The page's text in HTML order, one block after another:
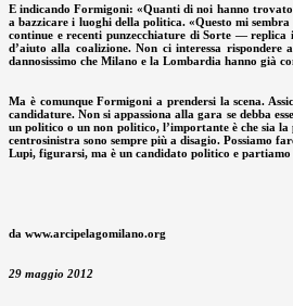
E indicando Formigoni: «Quanti di noi hanno
a bazzicare i luoghi della politica. «Questo mi
continue e recenti punzecchiature di Sorte —
d’aiuto alla coalizione. Non ci interessa
dannosissimo che Milano e la Lombardia hanno già
Ma è comunque Formigoni a prendersi la scena.
candidature. Non si appassiona alla gara se debba
un politico o un non politico, l’importante è che sia
centrosinistra sono sempre più a disagio. Possiamo
Lupi, figurarsi, ma è un candidato politico e
da www.arcipelagomilano.org
29 maggio 2012